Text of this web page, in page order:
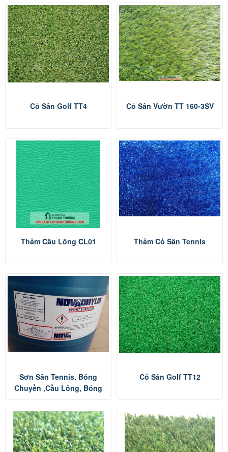
Cỏ Sân Golf TT4 Cỏ Sân Vườn TT 160-3SV
Thảm Cầu Lông CL01 Thảm Cỏ Sân Tennis
Sơn Sân Tennis, Bóng
Chuyền ,cầu Lông, Bóng
Cỏ Sân Golf TT12